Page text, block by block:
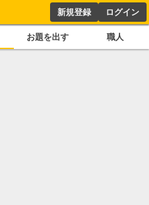
新規登録 ログイン
お題を出す 職人